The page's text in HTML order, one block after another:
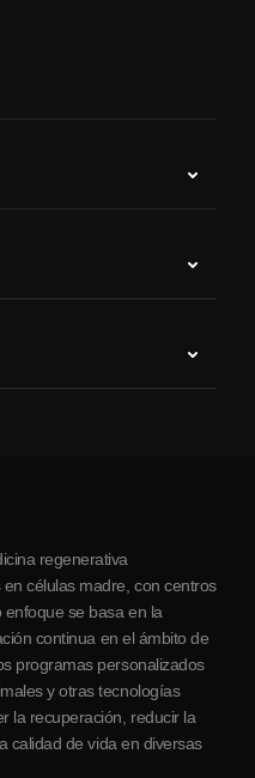
regenerativa
células madre, con centros
se basa en la
continua en el ámbito de
programas personalizados
y otras tecnologías
la recuperación, reducir la
calidad de vida en diversas